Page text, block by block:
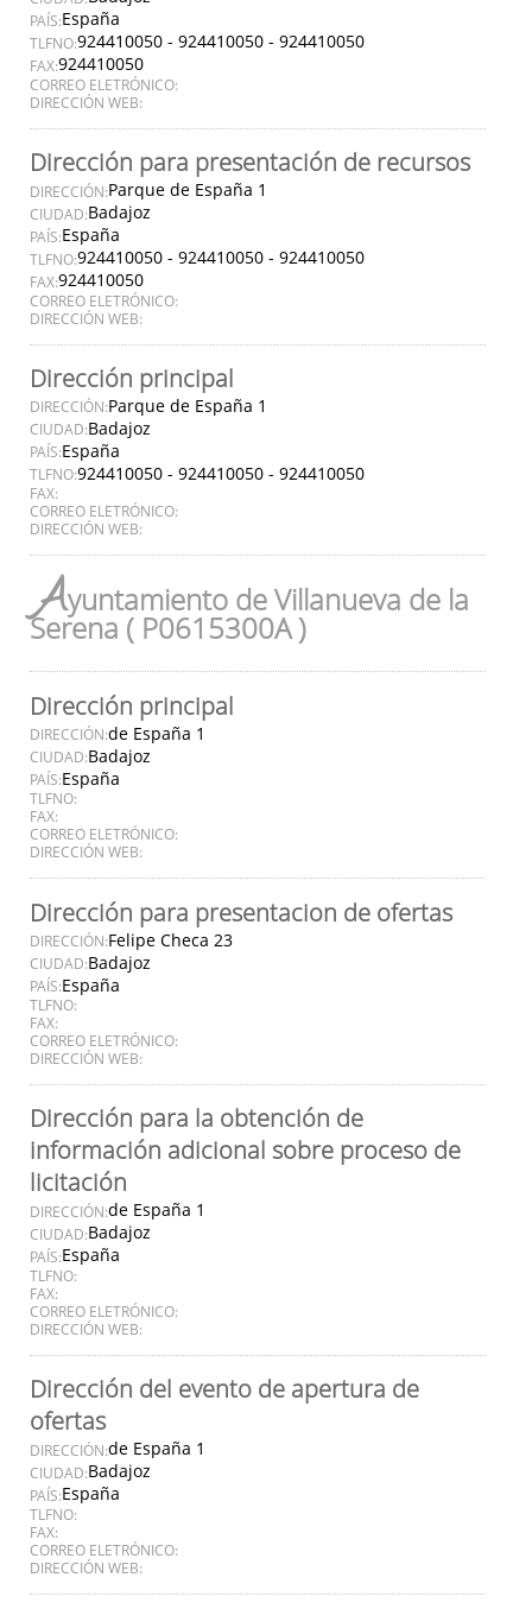
PAÍS:España
TLFNO:924410050 - 924410050 - 924410050
FAX:924410050
CORREO ELETRÓNICO:
DIRECCIÓN WEB:
Dirección para presentación de recursos
DIRECCIÓN:Parque de España 1
CIUDAD:Badajoz
PAÍS:España
TLFNO:924410050 - 924410050 - 924410050
FAX:924410050
CORREO ELETRÓNICO:
DIRECCIÓN WEB:
Dirección principal
DIRECCIÓN:Parque de España 1
CIUDAD:Badajoz
PAÍS:España
TLFNO:924410050 - 924410050 - 924410050
FAX:
CORREO ELETRÓNICO:
DIRECCIÓN WEB:
Ayuntamiento de Villanueva de la
Serena ( P0615300A )
Dirección principal
DIRECCIÓN:de España 1
CIUDAD:Badajoz
PAÍS:España
TLFNO:
FAX:
CORREO ELETRÓNICO:
DIRECCIÓN WEB:
Dirección para presentacion de ofertas
DIRECCIÓN:Felipe Checa 23
CIUDAD:Badajoz
PAÍS:España
TLFNO:
FAX:
CORREO ELETRÓNICO:
DIRECCIÓN WEB:
Dirección para la obtención de
información adicional sobre proceso de
licitación
DIRECCIÓN:de España 1
CIUDAD:Badajoz
PAÍS:España
TLFNO:
FAX:
CORREO ELETRÓNICO:
DIRECCIÓN WEB:
Dirección del evento de apertura de
ofertas
DIRECCIÓN:de España 1
CIUDAD:Badajoz
PAÍS:España
TLFNO:
FAX:
CORREO ELETRÓNICO:
DIRECCIÓN WEB: